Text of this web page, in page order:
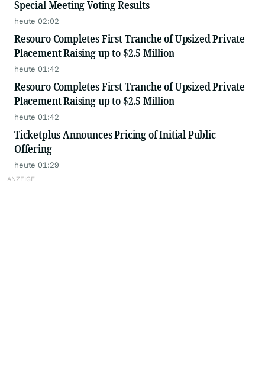
Special Meeting Voting Results
heute 02:02
Resouro Completes First Tranche of Upsized Private
Placement Raising up to $2.5 Million
heute 01:42
Resouro Completes First Tranche of Upsized Private
Placement Raising up to $2.5 Million
heute 01:42
Ticketplus Announces Pricing of Initial Public
Offering
heute 01:29